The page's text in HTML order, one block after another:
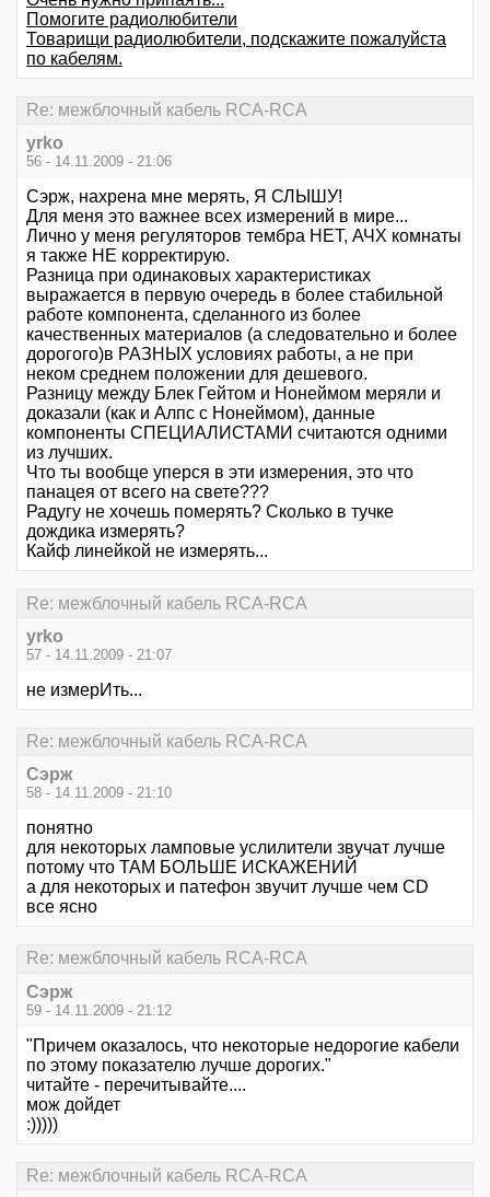
Помогите радиолюбители
Товарищи радиолюбители, подскажите пожалуйста
по кабелям.
Re: межблочный кабель RCA-RCA
yrko
56 - 14.11.2009 - 21:06
Сэрж, нахрена мне мерять, Я СЛЫШУ!
Для меня это важнее всех измерений в мире...
Лично у меня регуляторов тембра НЕТ, АЧХ комнаты
я также НЕ корректирую.
Разница при одинаковых характеристиках
выражается в первую очередь в более стабильной
работе компонента, сделанного из более
качественных материалов (а следовательно и более
дорогого)в РАЗНЫХ условиях работы, а не при
неком среднем положении для дешевого.
Разницу между Блек Гейтом и Нонеймом меряли и
доказали (как и Алпс с Нонеймом), данные
компоненты СПЕЦИАЛИСТАМИ считаются одними
из лучших.
Что ты вообще уперся в эти измерения, это что
панацея от всего на свете???
Радугу не хочешь померять? Сколько в тучке
дождика измерять?
Кайф линейкой не измерять...
Re: межблочный кабель RCA-RCA
yrko
57 - 14.11.2009 - 21:07
не измерИть...
Re: межблочный кабель RCA-RCA
Сэрж
58 - 14.11.2009 - 21:10
понятно
для некоторых ламповые услилители звучат лучше
потому что ТАМ БОЛЬШЕ ИСКАЖЕНИЙ
а для некоторых и патефон звучит лучше чем CD
все ясно
Re: межблочный кабель RCA-RCA
Сэрж
59 - 14.11.2009 - 21:12
"Причем оказалось, что некоторые недорогие кабели
по этому показателю лучше дорогих."
читайте - перечитывайте....
мож дойдет
:)))))
Re: межблочный кабель RCA-RCA